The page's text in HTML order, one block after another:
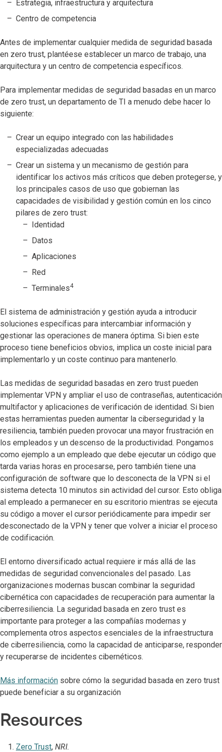
Estrategia, infraestructura y arquitectura
Centro de competencia
Antes de implementar cualquier medida de seguridad basada
en zero trust, plantéese establecer un marco de trabajo, una
arquitectura y un centro de competencia específicos.
Para implementar medidas de seguridad basadas en un marco
de zero trust, un departamento de TI a menudo debe hacer lo
siguiente:
Crear un equipo integrado con las habilidades
especializadas adecuadas
Crear un sistema y un mecanismo de gestión para
identificar los activos más críticos que deben protegerse, y
los principales casos de uso que gobiernan las
capacidades de visibilidad y gestión común en los cinco
pilares de zero trust:
Identidad
Datos
Aplicaciones
Red
Terminales4
El sistema de administración y gestión ayuda a introducir
soluciones específicas para intercambiar información y
gestionar las operaciones de manera óptima. Si bien este
proceso tiene beneficios obvios, implica un coste inicial para
implementarlo y un coste continuo para mantenerlo.
Las medidas de seguridad basadas en zero trust pueden
implementar VPN y ampliar el uso de contraseñas, autenticación
multifactor y aplicaciones de verificación de identidad. Si bien
estas herramientas pueden aumentar la ciberseguridad y la
resiliencia, también pueden provocar una mayor frustración en
los empleados y un descenso de la productividad. Pongamos
como ejemplo a un empleado que debe ejecutar un código que
tarda varias horas en procesarse, pero también tiene una
configuración de software que lo desconecta de la VPN si el
sistema detecta 10 minutos sin actividad del cursor. Esto obliga
al empleado a permanecer en su escritorio mientras se ejecuta
su código a mover el cursor periódicamente para impedir ser
desconectado de la VPN y tener que volver a iniciar el proceso
de codificación.
El entorno diversificado actual requiere ir más allá de las
medidas de seguridad convencionales del pasado. Las
organizaciones modernas buscan combinar la seguridad
cibernética con capacidades de recuperación para aumentar la
ciberresiliencia. La seguridad basada en zero trust es
importante para proteger a las compañías modernas y
complementa otros aspectos esenciales de la infraestructura
de ciberresiliencia, como la capacidad de anticiparse, responder
y recuperarse de incidentes cibernéticos.
Más información sobre cómo la seguridad basada en zero trust
puede beneficiar a su organización
Resources
Zero Trust, NRI.